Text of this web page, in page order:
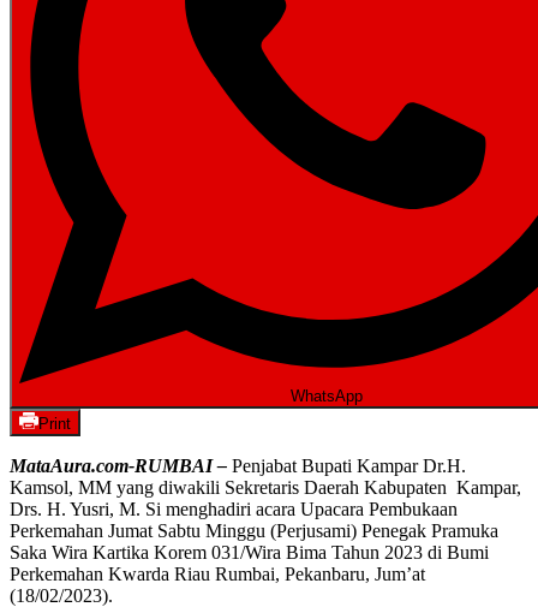
WhatsApp
Print
MataAura.com-RUMBAI – Penjabat Bupati Kampar Dr.H.
Kamsol, MM yang diwakili Sekretaris Daerah Kabupaten Kampar,
Drs. H. Yusri, M. Si menghadiri acara Upacara Pembukaan
Perkemahan Jumat Sabtu Minggu (Perjusami) Penegak Pramuka
Saka Wira Kartika Korem 031/Wira Bima Tahun 2023 di Bumi
Perkemahan Kwarda Riau Rumbai, Pekanbaru, Jum’at
(18/02/2023).